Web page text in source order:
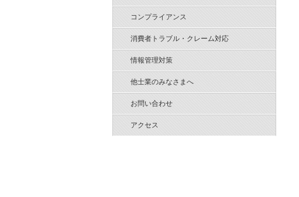
コンプライアンス
消費者トラブル・クレーム対応
情報管理対策
他士業のみなさまへ
お問い合わせ
アクセス